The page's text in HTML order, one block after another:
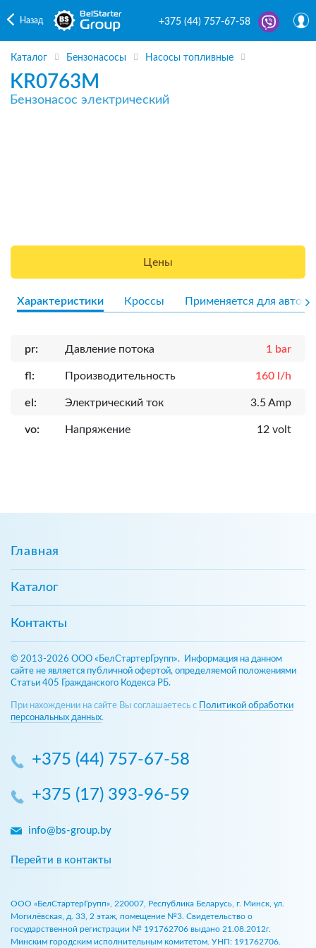
Назад +375 (44) 757-67-58
Каталог Бензонасосы Насосы топливные
KR0763M
Бензонасос электрический
Цены
Характеристики Кроссы Применяется для авто
pr: Давление потока 1 bar
fl: Производительность 160 l/h
el: Электрический ток 3.5 Amp
vo: Напряжение 12 volt
Главная
Каталог
Контакты
© 2013-2026 ООО «БелСтартерГрупп». Информация на данном
сайте не является публичной офертой, определяемой положениями
Статьи 405 Гражданского Кодекса РБ.
При нахождении на сайте Вы соглашаетесь с
Политикой обработки
персональных данных.
+375 (44) 757-67-58
+375 (17) 393-96-59
info@bs-group.by
Перейти в контакты
ООО «БелСтартерГрупп», 220007, Республика Беларусь, г. Минск, ул.
Могилёвская, д. 33, 2 этаж, помещение №3. Свидетельство о
государственной регистрации № 191762706 выдано 21.08.2012г.
Минским городским исполнительным комитетом. УНП: 191762706.